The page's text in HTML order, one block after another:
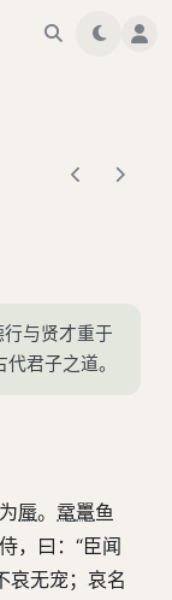
与贤才重于
君子之道。
为蜃。 鼋鼍鱼
侍，曰：“臣闻
哀无宠；哀名